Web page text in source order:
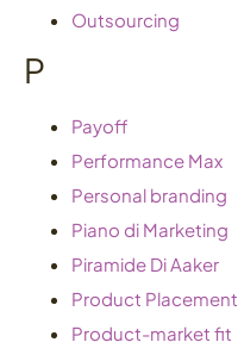
Outsourcing
P
Payoff
Performance Max
Personal branding
Piano di Marketing
Piramide Di Aaker
Product Placement
Product-market fit